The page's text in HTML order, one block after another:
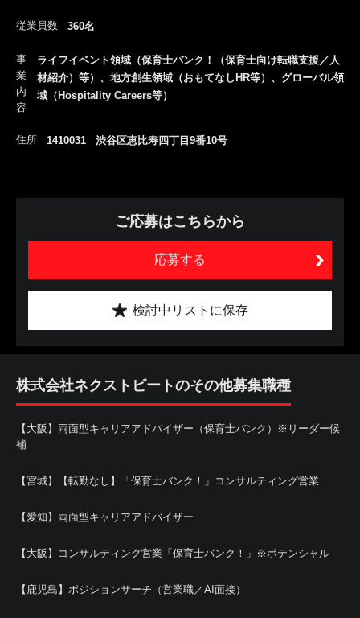
従業員数 360名
事
業
内
容
ライフイベント領域（保育士バンク！（保育士向け転職支援／人
材紹介）等）、地方創生領域（おもてなしHR等）、グローバル領
域（Hospitality Careers等）
住所 1410031 渋谷区恵比寿四丁目9番10号
ご応募はこちらから
応募する
検討中リストに保存
株式会社ネクストビートのその他募集職種
【大阪】両面型キャリアアドバイザー（保育士バンク）※リーダー候
補
【宮城】【転勤なし】「保育士バンク！」コンサルティング営業
【愛知】両面型キャリアアドバイザー
【大阪】コンサルティング営業「保育士バンク！」※ポテンシャル
【鹿児島】ポジションサーチ（営業職／AI面接）